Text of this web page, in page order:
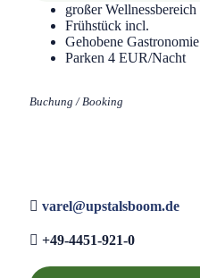
großer Wellnessbereich
Frühstück incl.
Gehobene Gastronomie
Parken 4 EUR/Nacht
Buchung / Booking
varel@upstalsboom.de
+49-4451-921-0